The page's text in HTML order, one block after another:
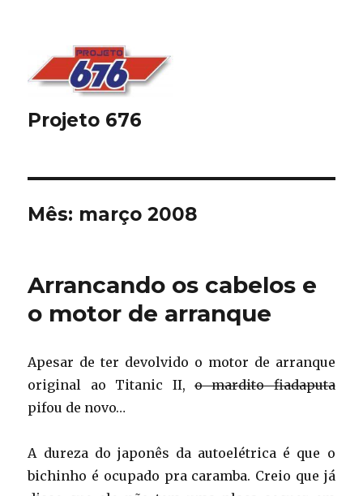
Projeto 676
Mês: março 2008
Arrancando os cabelos e
o motor de arranque
Apesar de ter devolvido o motor de arranque
original ao Titanic II,o mardito fiadaputa
pifou de novo…
A dureza do japonês da autoelétrica é que o
bichinho é ocupado pra caramba. Creio que já